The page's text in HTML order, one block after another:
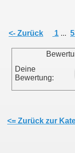
<- Zurück 1 ...
Deine
Bewertung:
<= Zurück zur